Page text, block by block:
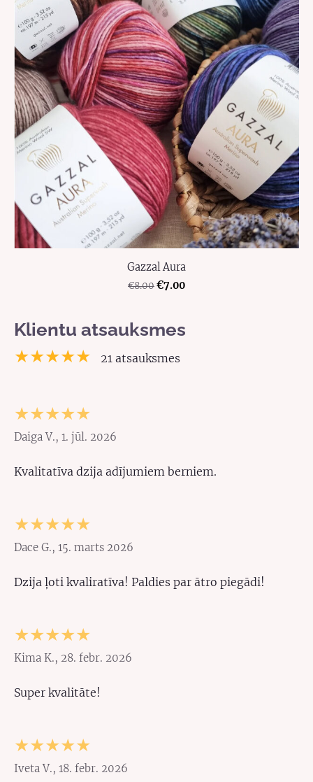
Gazzal Aura
€8.00€7.00
Klientu atsauksmes
★★★★★ 21 atsauksmes
★★★★★
Daiga V., 1. jūl. 2026
Kvalitatīva dzija adījumiem berniem.
★★★★★
Dace G., 15. marts 2026
Dzija ļoti kvaliratīva! Paldies par ātro piegādi!
★★★★★
Kima K., 28. febr. 2026
Super kvalitāte!
★★★★★
Iveta V., 18. febr. 2026